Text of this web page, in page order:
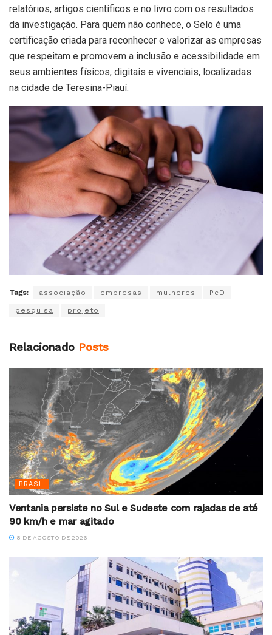
relatórios, artigos científicos e no livro com os resultados
da investigação. Para quem não conhece, o Selo é uma
certificação criada para reconhecer e valorizar as empresas
que respeitam e promovem a inclusão e acessibilidade em
seus ambientes físicos, digitais e vivenciais, localizadas
na cidade de Teresina-Piauí.
Tags: associação empresas mulheres PcD
pesquisa projeto
Relacionado Posts
BRASIL
Ventania persiste no Sul e Sudeste com rajadas de até
90 km/h e mar agitado
8 DE AGOSTO DE 2026